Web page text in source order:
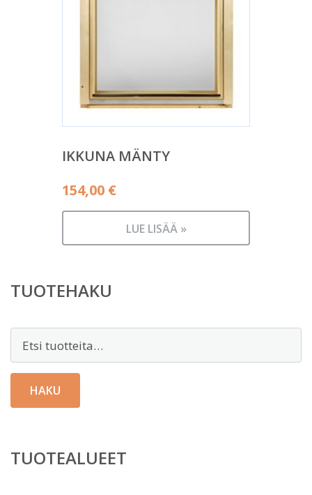
IKKUNA MÄNTY
154,00 €
LUE LISÄÄ »
TUOTEHAKU
Etsi:
HAKU
TUOTEALUEET